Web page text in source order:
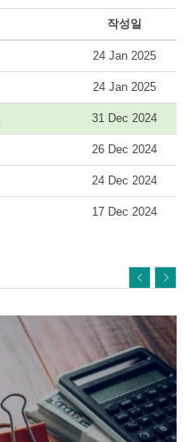
작성일
24 Jan 2025
24 Jan 2025
31 Dec 2024
26 Dec 2024
24 Dec 2024
17 Dec 2024